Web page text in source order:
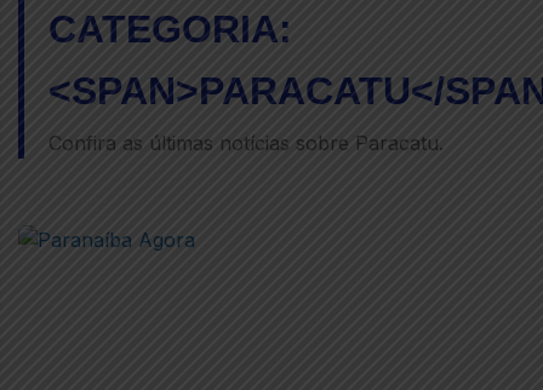
CATEGORIA:
<SPAN>PARACATU</
Confira as últimas notícias sobre Paracatu.